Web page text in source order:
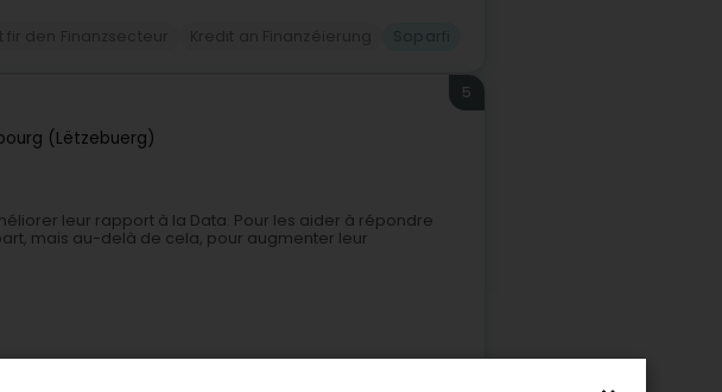
(Lëtzebuerg)
5
leur rapport à la Data. Pour les aider à répondre
mais au-delà de cela, pour augmenter leur